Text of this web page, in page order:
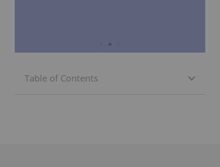
Slider 2
Überschrift
Table of Contents